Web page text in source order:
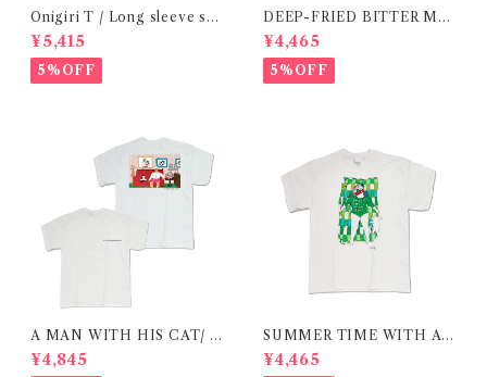
Onigiri T / Long sleeve shi
rt 在庫限りで終了
¥5,415
5%OFF
DEEP-FRIED BITTER ME
LON T SHIRT/ 揚げたてゴー
ヤtシャツ 在庫限りで終了
¥4,465
5%OFF
A MAN WITH HIS CAT/ T
-shirt 在庫限りで終了
¥4,845
SUMMER TIME WITH A
CAT / GREEN / T-shirt 在庫
限りで終了
¥4,465